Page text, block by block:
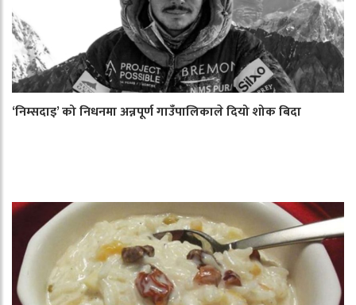
‘निम्सदाइ’ को निधनमा अन्नपूर्ण गाउँपालिकाले दियो शोक बिदा